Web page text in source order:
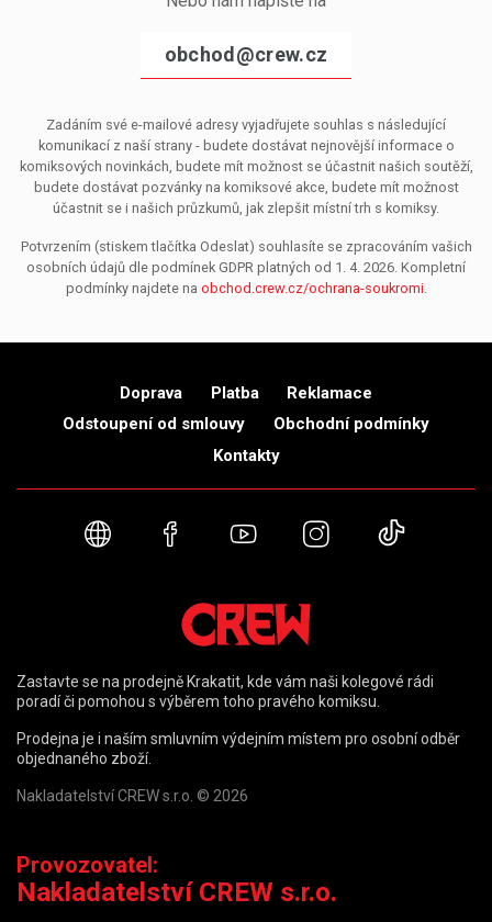
obchod@crew.cz
Zadáním své e-mailové adresy vyjadřujete souhlas s následující
komunikací z naší strany - budete dostávat nejnovější informace o
komiksových novinkách, budete mít možnost se účastnit našich soutěží,
budete dostávat pozvánky na komiksové akce, budete mít možnost
účastnit se i našich průzkumů, jak zlepšit místní trh s komiksy.
Potvrzením (stiskem tlačítka Odeslat) souhlasíte se zpracováním vašich
osobních údajů dle podmínek GDPR platných od 1. 4. 2026. Kompletní
podmínky najdete na obchod.crew.cz/ochrana-soukromi.
Doprava Platba
Reklamace
Odstoupení od smlouvy
Obchodní podmínky
Kontakty
Webové stránky
FacebookYouTubeInstagram
Zastavte se na prodejně Krakatit, kde vám naši kolegové rádi
poradí či pomohou s výběrem toho pravého komiksu.
Prodejna je i naším smluvním výdejním místem pro osobní odběr
objednaného zboží.
Nakladatelství CREW s.r.o. © 2026
Provozovatel:
Nakladatelství CREW s.r.o.